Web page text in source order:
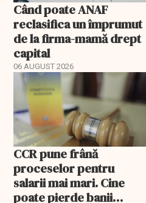
Când poate ANAF
reclasifica un împrumut
de la firma-mamă drept
capital
06 AUGUST 2026
CCR pune frână
proceselor pentru
salarii mai mari. Cine
poate pierde banii